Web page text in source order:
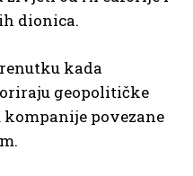
dionica.
kada
geopolitičke
povezane